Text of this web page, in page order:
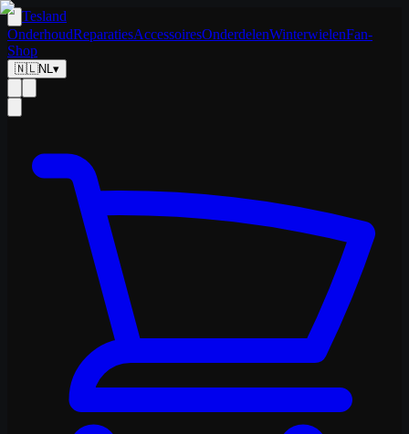
Tesland
OnderhoudReparatiesAccessoiresOnderdelenWinterwielenFan-
Shop
🇳🇱NL▾